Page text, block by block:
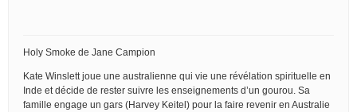
Holy Smoke de Jane Campion
Kate Winslett joue une australienne qui vie une révélation spirituelle en
Inde et décide de rester suivre les enseignements d’un gourou. Sa
famille engage un gars (Harvey Keitel) pour la faire revenir en Australie